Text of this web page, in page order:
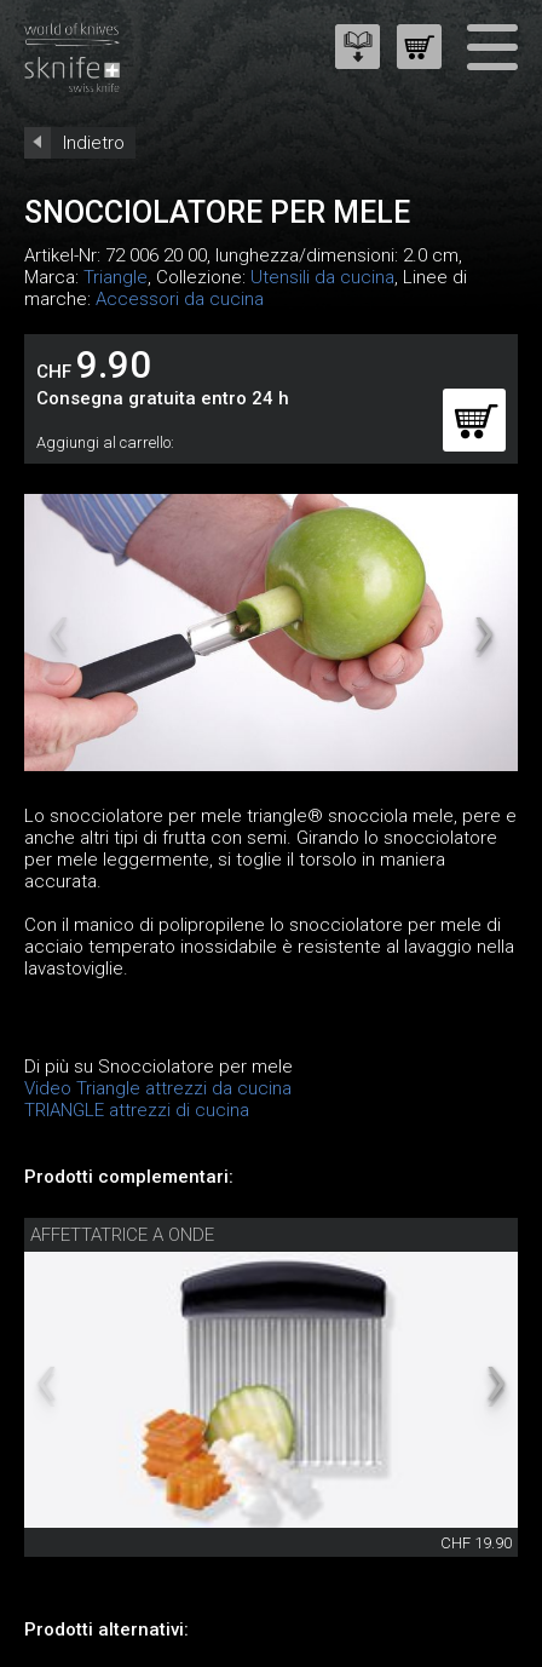
Indietro
SNOCCIOLATORE PER MELE
Artikel-Nr: 72 006 20 00, lunghezza/dimensioni: 2.0 cm,
Marca: Triangle, Collezione: Utensili da cucina, Linee di
marche: Accessori da cucina
CHF 9.90
Consegna gratuita entro 24 h
Aggiungi al carrello:
Lo snocciolatore per mele triangle® snocciola mele, pere e
anche altri tipi di frutta con semi. Girando lo snocciolatore
per mele leggermente, si toglie il torsolo in maniera
accurata.
Con il manico di polipropilene lo snocciolatore per mele di
acciaio temperato inossidabile è resistente al lavaggio nella
lavastoviglie.
Di più su Snocciolatore per mele
Video Triangle attrezzi da cucina
TRIANGLE attrezzi di cucina
Prodotti complementari:
AFFETTATRICE A ONDE
CHF 19.90
Prodotti alternativi: